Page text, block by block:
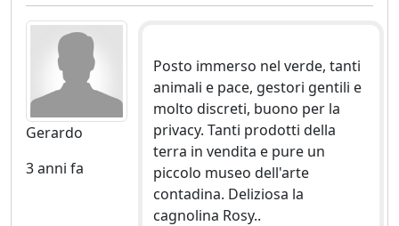
Gerardo
3 anni fa
Posto immerso nel verde, tanti
animali e pace, gestori gentili e
molto discreti, buono per la
privacy. Tanti prodotti della
terra in vendita e pure un
piccolo museo dell'arte
contadina. Deliziosa la
cagnolina Rosy..